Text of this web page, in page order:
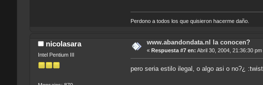
Perdono a todos los que quisieron hacerme daño.
nicolasara
Intel Pentium III
www.abandondata.nl la conocen?
« Respuesta #7 en: Abril 30, 2004, 21:36:30 pm
pero seria estilo ilegal, o algo asi o no?¿